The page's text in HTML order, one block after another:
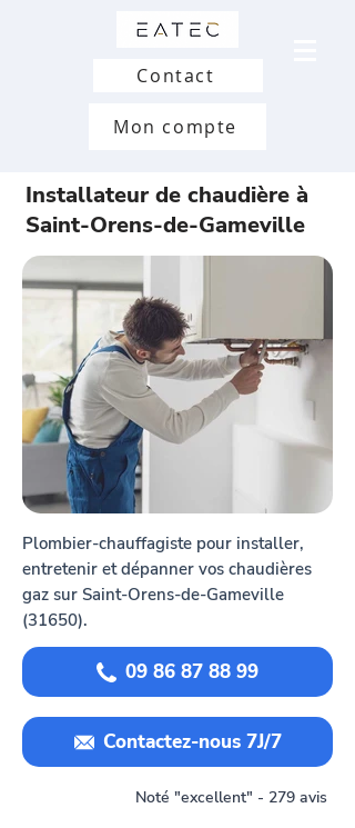
Contact
Mon compte
Installateur de chaudière à
Saint-Orens-de-Gameville
Plombier-chauffagiste pour installer,
entretenir et dépanner vos chaudières
gaz sur Saint-Orens-de-Gameville
(31650).
09 86 87 88 99
Contactez-nous 7J/7
Noté "excellent" - 279 avis